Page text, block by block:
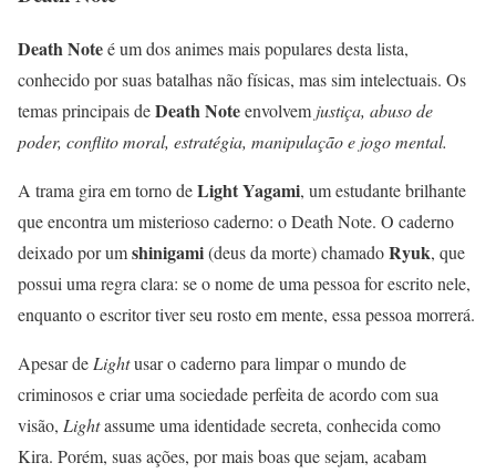
Death Noteé um dos animes mais populares desta lista,
conhecido por suas batalhas não físicas, mas sim intelectuais. Os
temas principais deDeath Noteenvolvem justiça, abuso de
poder, conflito moral, estratégia, manipulação e jogo mental.
A trama gira em torno deLight Yagami, um estudante brilhante
que encontra um misterioso caderno: o Death Note. O caderno
deixado por umshinigami(deus da morte) chamadoRyuk, que
possui uma regra clara: se o nome de uma pessoa for escrito nele,
enquanto o escritor tiver seu rosto em mente, essa pessoa morrerá.
Apesar de Lightusar o caderno para limpar o mundo de
criminosos e criar uma sociedade perfeita de acordo com sua
visão, Lightassume uma identidade secreta, conhecida como
Kira. Porém, suas ações, por mais boas que sejam, acabam